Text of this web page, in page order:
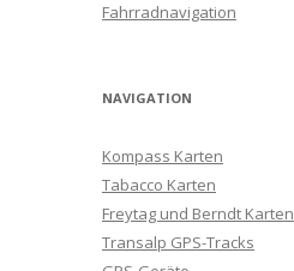
Fahrradnavigation
NAVIGATION
Kompass Karten
Tabacco Karten
Freytag und Berndt Karten
Transalp GPS-Tracks